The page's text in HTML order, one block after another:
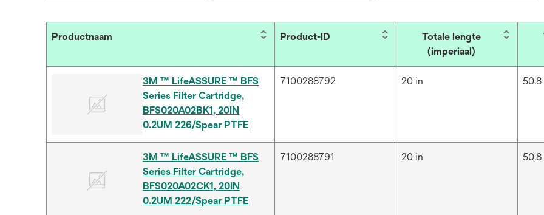
Productnaam Product-ID
Totale lengte
(imperiaal)
3M ™ LifeASSURE ™ BFS
Series Filter Cartridge,
BFS020A02BK1, 20IN
0.2UM 226/Spear PTFE
7100288792 20 in 50.8
3M ™ LifeASSURE ™ BFS
Series Filter Cartridge,
BFS020A02CK1, 20IN
0.2UM 222/Spear PTFE
7100288791 20 in 50.8